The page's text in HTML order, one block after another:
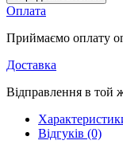
Оплата
Приймаємо оплату
Доставка
Відправлення в той
Відгуків (0)